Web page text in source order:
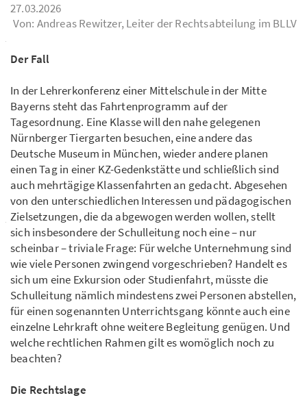
27.03.2026
Von: Andreas Rewitzer, Leiter der Rechtsabteilung im BLLV
Der Fall
In der Lehrerkonferenz einer Mittelschule in der Mitte
Bayerns steht das Fahrtenprogramm auf der
Tagesordnung. Eine Klasse will den nahe gelegenen
Nürnberger Tiergarten besuchen, eine andere das
Deutsche Museum in München, wieder andere planen
einen Tag in einer KZ-Gedenkstätte und schließlich sind
auch mehrtägige Klassenfahrten an gedacht. Abgesehen
von den unterschiedlichen Interessen und pädagogischen
Zielsetzungen, die da abgewogen werden wollen, stellt
sich insbesondere der Schulleitung noch eine – nur
scheinbar – triviale Frage: Für welche Unternehmung sind
wie viele Personen zwingend vorgeschrieben? Handelt es
sich um eine Exkursion oder Studienfahrt, müsste die
Schulleitung nämlich mindestens zwei Personen abstellen,
für einen sogenannten Unterrichtsgang könnte auch eine
einzelne Lehrkraft ohne weitere Begleitung genügen. Und
welche rechtlichen Rahmen gilt es womöglich noch zu
beachten?
Die Rechtslage